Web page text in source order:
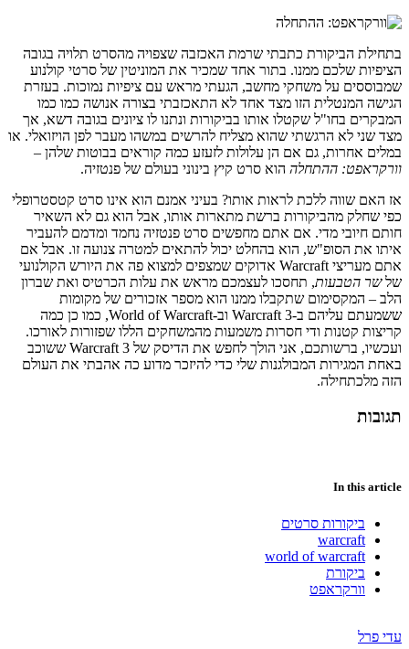
בתחילת הביקורת כתבתי שרמת האכזבה שצפויה מהסרט תלויה בגובה
הציפיות שלכם ממנו. בתור אחד שמכיר את המוניטין של סרטי קולנוע
שמבוססים על משחקי מחשב, הגעתי מראש עם ציפיות נמוכות. בעזרת
הגישה המנטלית הזו מצד אחד לא התאכזבתי בצורה אנושה כמו כמו
המבקרים בחו"ל שקטלו אותו בביקורות ונתנו לו ציונים בגובה דשא, אך
מצד שני לא הרגשתי שהוא מצליח להרשים במשהו מעבר לפן הויזואלי. או
במלים אחרות, גם אם הן עלולות לזעזע כמה קוראים בבוטות שלהן –
וורקראפט: ההתחלה הוא סרט קיץ בינוני בעולם של פנטזיה.
אז האם שווה ללכת לראות אותו? בעיני אמנם הוא אינו סרט קטסטרופלי
כפי שחלק מהביקורות ברשת מתארות אותו, אבל הוא גם לא השאיר
חותם חיובי מדי. אם אתם מחפשים סרט פנטזיה נחמד ומדמם להעביר
איתו את הסופ"ש, הוא בהחלט יכול להתאים למטרה צנועה זו. אבל אם
אתם מעריצי Warcraft אדוקים שמצפים למצוא פה את היורש הקולנועי
שלשר הטבעות, תחסכו לעצמכם מראש את עלות הכרטיס ואת שברון
הלב – המקסימום שתקבלו ממנו הוא מספר אזכורים של מקומות
ששמעתם עליהם ב-Warcraft 3 וב-World of Warcraft, כמו כן כמה
קריצות קטנות ודי חסרות משמעות מהמשחקים הללו שפזורות לאורכו.
ועכשיו, ברשותכם, אני הולך לחפש את הדיסק של Warcraft 3 ששוכב
באחת המגירות המבולגנות שלי כדי להיזכר מדוע כה אהבתי את העולם
הזה מלכתחילה.
תגובות
In this article
ביקורות סרטים
warcraft
world of warcraft
ביקורת
וורקראפט
עדי פרל